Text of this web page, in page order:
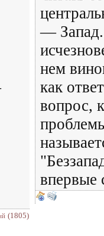
(1805)
— Запад.
нем
как
вопрос,
впервые